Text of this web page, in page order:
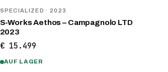
SPECIALIZED · 2023
S-Works Aethos – Campagnolo LTD
2023
€ 15.499
AUF LAGER